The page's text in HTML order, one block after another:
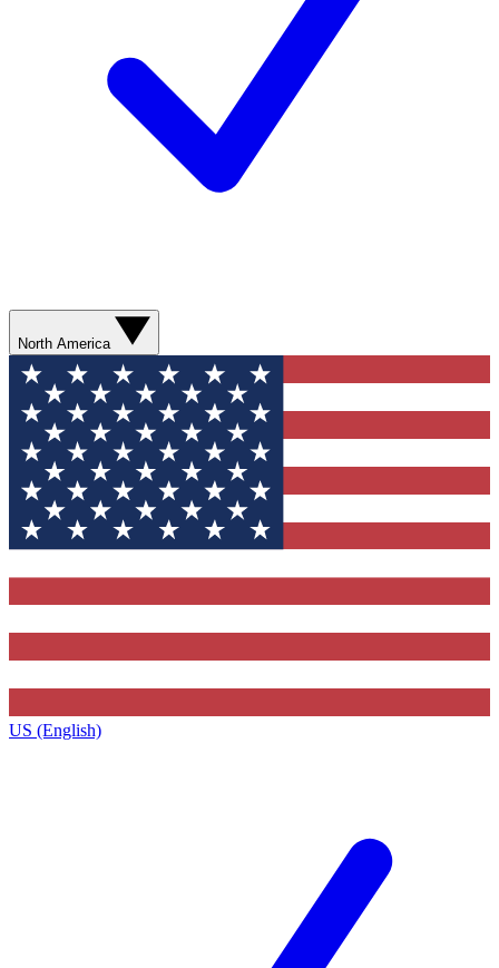
North America
US (English)